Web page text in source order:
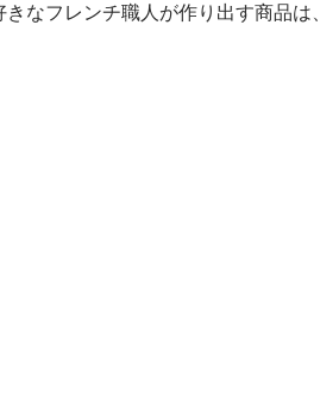
なフレンチ職人が作り出す商品